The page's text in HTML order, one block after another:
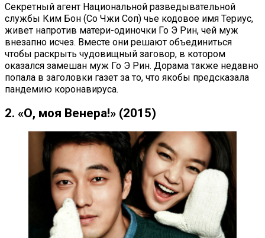
Секретный агент Национальной разведывательной
службы Ким Бон (Со Чжи Соп) чье кодовое имя Териус,
живет напротив матери-одиночки Го Э Рин, чей муж
внезапно исчез. Вместе они решают объединиться
чтобы раскрыть чудовищный заговор, в котором
оказался замешан муж Го Э Рин. Дорама также недавно
попала в заголовки газет за то, что якобы предсказала
пандемию коронавируса.
2. «О, моя Венера!» (2015)